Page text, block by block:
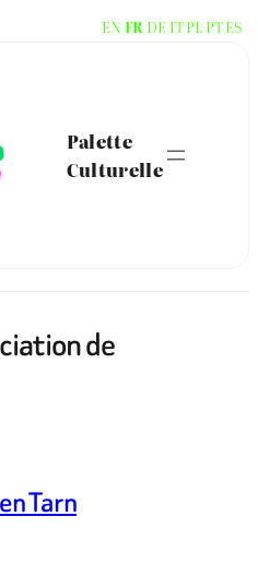
Palette
Culturelle
de
Tarn
EN FR DE ITPL PTES